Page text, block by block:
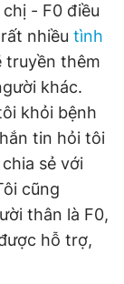
- F0 điều
nhiều tình
truyền thêm
khác.
khỏi bệnh
tin hỏi tôi
sẻ với
cũng
thân là F0,
hỗ trợ,